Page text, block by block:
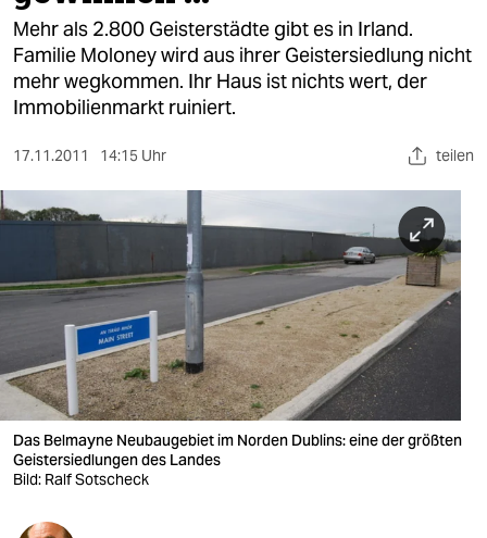
öko
gesellschaft
kultur
sport
berlin
wahrheit
verlag
verlag
veranstaltungen
shop
fragen & hilfe
Mehr als 2.800 Geisterstädte gibt es in Irland.
Familie Moloney wird aus ihrer Geistersiedlung nicht
mehr wegkommen. Ihr Haus ist nichts wert, der
Immobilienmarkt ruiniert.
17.11.2011 14:15 Uhr teilen
Das Belmayne Neubaugebiet im Norden Dublins: eine der größten
Geistersiedlungen des Landes
Bild: Ralf Sotscheck